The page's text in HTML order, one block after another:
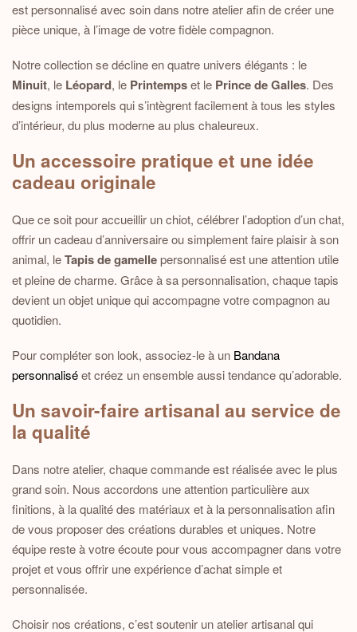
est personnalisé avec soin dans notre atelier afin de créer une
pièce unique, à l’image de votre fidèle compagnon.
Notre collection se décline en quatre univers élégants : le
Minuit, le Léopard, le Printempset le Prince de Galles. Des
designs intemporels qui s’intègrent facilement à tous les styles
d’intérieur, du plus moderne au plus chaleureux.
Un accessoire pratique et une idée
cadeau originale
Que ce soit pour accueillir un chiot, célébrer l’adoption d’un chat,
offrir un cadeau d’anniversaire ou simplement faire plaisir à son
animal, leTapis de gamellepersonnalisé est une attention utile
et pleine de charme. Grâce à sa personnalisation, chaque tapis
devient un objet unique qui accompagne votre compagnon au
quotidien.
Pour compléter son look, associez-le à un Bandana
personnaliséet créez un ensemble aussi tendance qu’adorable.
Un savoir-faire artisanal au service de
la qualité
Dans notre atelier, chaque commande est réalisée avec le plus
grand soin. Nous accordons une attention particulière aux
finitions, à la qualité des matériaux et à la personnalisation afin
de vous proposer des créations durables et uniques. Notre
équipe reste à votre écoute pour vous accompagner dans votre
projet et vous offrir une expérience d’achat simple et
personnalisée.
Choisir nos créations, c’est soutenir un atelier artisanal qui